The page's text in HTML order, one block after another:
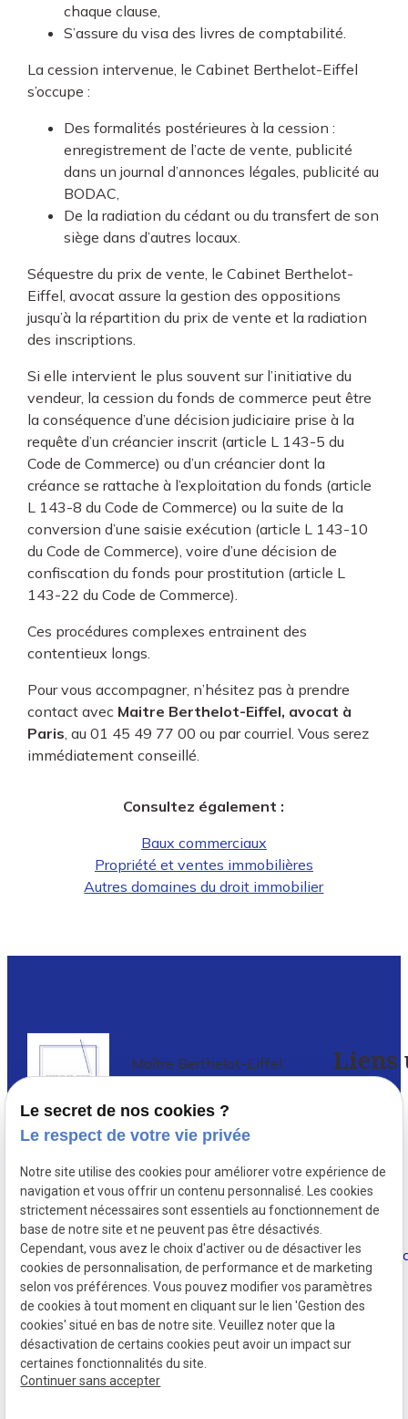
chaque clause,
S’assure du visa des livres de comptabilité.
La cession intervenue, le Cabinet Berthelot-Eiffel
s’occupe :
Des formalités postérieures à la cession :
enregistrement de l’acte de vente, publicité
dans un journal d’annonces légales, publicité au
BODAC,
De la radiation du cédant ou du transfert de son
siège dans d’autres locaux.
Séquestre du prix de vente, le Cabinet Berthelot-
Eiffel, avocat assure la gestion des oppositions
jusqu’à la répartition du prix de vente et la radiation
des inscriptions.
Si elle intervient le plus souvent sur l’initiative du
vendeur, la cession du fonds de commerce peut être
la conséquence d’une décision judiciaire prise à la
requête d’un créancier inscrit (article L 143-5 du
Code de Commerce) ou d’un créancier dont la
créance se rattache à l’exploitation du fonds (article
L 143-8 du Code de Commerce) ou la suite de la
conversion d’une saisie exécution (article L 143-10
du Code de Commerce), voire d’une décision de
confiscation du fonds pour prostitution (article L
143-22 du Code de Commerce).
Ces procédures complexes entrainent des
contentieux longs.
Pour vous accompagner, n’hésitez pas à prendre
contact avec Maitre Berthelot-Eiffel, avocat à
Paris, au 01 45 49 77 00 ou par courriel. Vous serez
immédiatement conseillé.
Consultez également :
Baux commerciaux
Propriété et ventes immobilières
Autres domaines du droit immobilier
Maître Berthelot-Eiffel
depuis 1987, Delphine Berthelot-
Eiffel conseille et défend de nombreux
investisseurs immobiliers ...
Liens
Votre
avocat
Actualités
Contact
Le secret de nos cookies ?
Le respect de votre vie privée
Notre site utilise des cookies pour améliorer votre expérience de
navigation et vous offrir un contenu personnalisé. Les cookies
strictement nécessaires sont essentiels au fonctionnement de
base de notre site et ne peuvent pas être désactivés.
Cependant, vous avez le choix d'activer ou de désactiver les
cookies de personnalisation, de performance et de marketing
selon vos préférences. Vous pouvez modifier vos paramètres
de cookies à tout moment en cliquant sur le lien 'Gestion des
cookies' situé en bas de notre site. Veuillez noter que la
désactivation de certains cookies peut avoir un impact sur
certaines fonctionnalités du site.
Continuer sans accepter